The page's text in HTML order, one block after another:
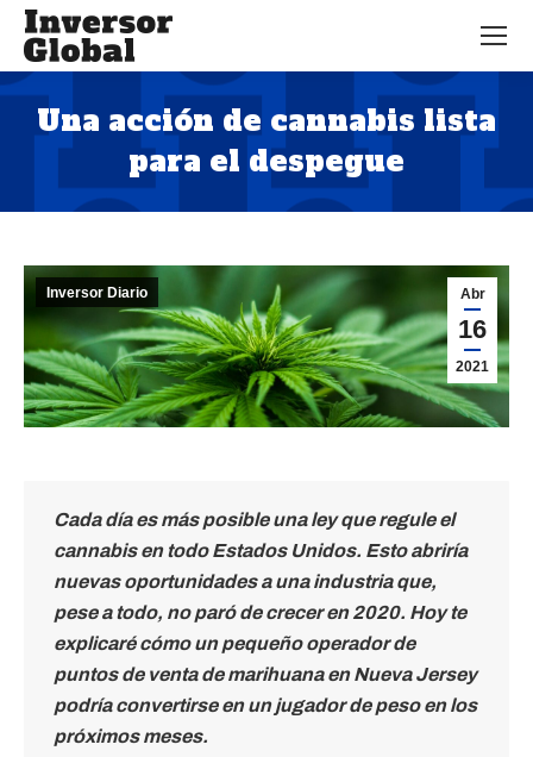
Una acción de cannabis lista
para el despegue
Estás aquí:
Abr
16
2021
Inversor Diario
Cada día es más posible una ley que regule el
cannabis en todo Estados Unidos. Esto abriría
nuevas oportunidades a una industria que,
pese a todo, no paró de crecer en 2020. Hoy te
explicaré cómo un pequeño operador de
puntos de venta de marihuana en Nueva Jersey
podría convertirse en un jugador de peso en los
próximos meses.